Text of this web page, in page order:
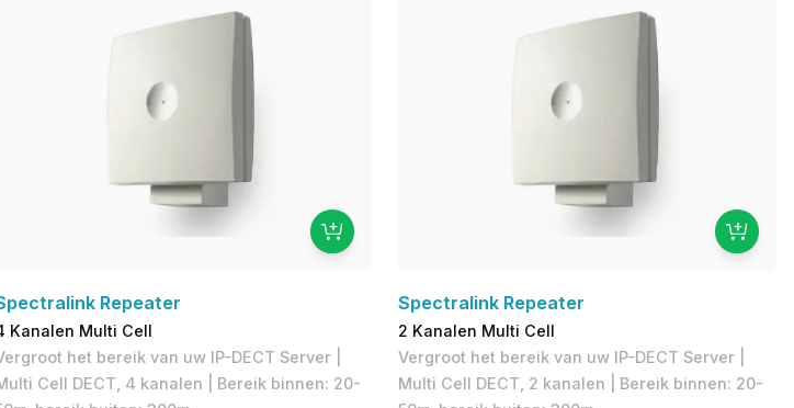
Repeater
Kanalen Multi Cell
het bereik van uw IP-DECT Server |
Cell DECT, 4 kanalen | Bereik binnen: 20-
Spectralink Repeater
2 Kanalen Multi Cell
Vergroot het bereik van uw IP-DECT Server​ |
Multi Cell DECT, 2 kanalen | Bereik binnen: 20-